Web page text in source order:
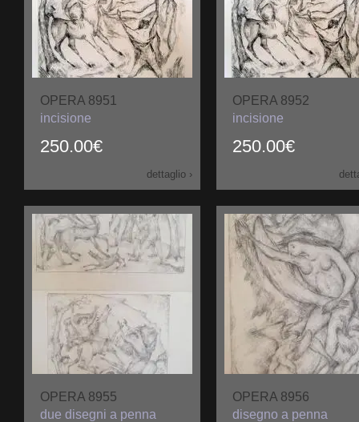
OPERA 8951
250.00€
incisione
dettaglio ›
OPERA 8952
250.00€
incisione
OPERA 8955
due disegni a penna
OPERA 8956
disegno a penna